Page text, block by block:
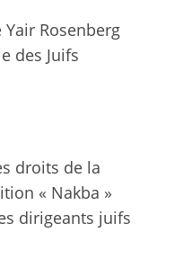
Yair Rosenberg
des Juifs
droits de la
« Nakba »
dirigeants juifs